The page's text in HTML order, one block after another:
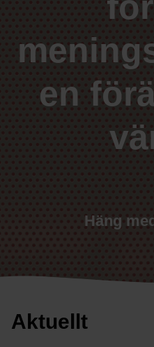
en
Häng
Aktuellt